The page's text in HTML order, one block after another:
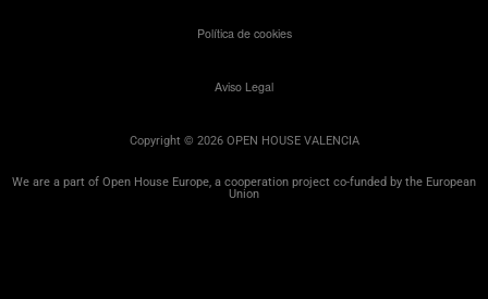
Política de cookies
Aviso Legal
Copyright © 2026 OPEN HOUSE VALENCIA
We are a part of Open House Europe, a cooperation project co-funded by the European
Union